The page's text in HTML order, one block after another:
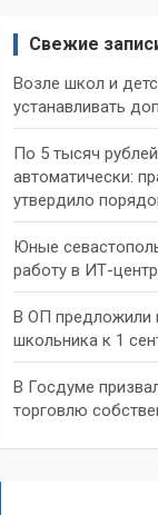
Свежие
Возле школ и
устанавливать
По 5 тысяч
автоматически:
утвердило
Юные
работу в ИТ-
В ОП предложили
школьника к 1
В Госдуме
торговлю